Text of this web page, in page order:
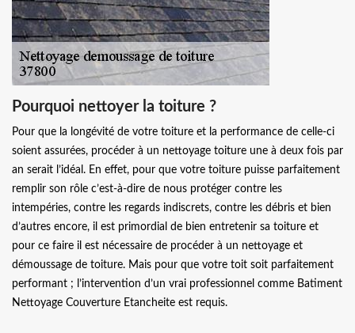
Pourquoi nettoyer la toiture ?
Pour que la longévité de votre toiture et la performance de celle-ci
soient assurées, procéder à un nettoyage toiture une à deux fois par
an serait l’idéal. En effet, pour que votre toiture puisse parfaitement
remplir son rôle c’est-à-dire de nous protéger contre les
intempéries, contre les regards indiscrets, contre les débris et bien
d’autres encore, il est primordial de bien entretenir sa toiture et
pour ce faire il est nécessaire de procéder à un nettoyage et
démoussage de toiture. Mais pour que votre toit soit parfaitement
performant ; l’intervention d’un vrai professionnel comme Batiment
Nettoyage Couverture Etancheite est requis.